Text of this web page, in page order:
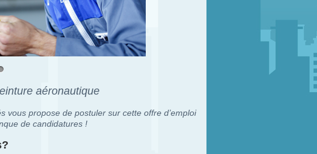
aéronautique
vous propose de postuler sur cette offre d’emploi
de candidatures !